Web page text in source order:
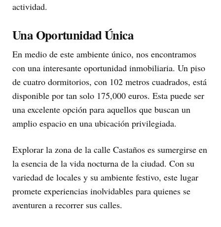
actividad.
Una Oportunidad Única
En medio de este ambiente único, nos encontramos
con una interesante oportunidad inmobiliaria. Un piso
de cuatro dormitorios, con 102 metros cuadrados, está
disponible por tan solo 175,000 euros. Esta puede ser
una excelente opción para aquellos que buscan un
amplio espacio en una ubicación privilegiada.
Explorar la zona de la calle Castaños es sumergirse en
la esencia de la vida nocturna de la ciudad. Con su
variedad de locales y su ambiente festivo, este lugar
promete experiencias inolvidables para quienes se
aventuren a recorrer sus calles.